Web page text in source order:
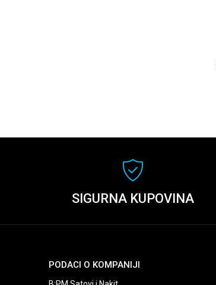
SIGURNA KUPOVINA
PODACI O KOMPANIJI